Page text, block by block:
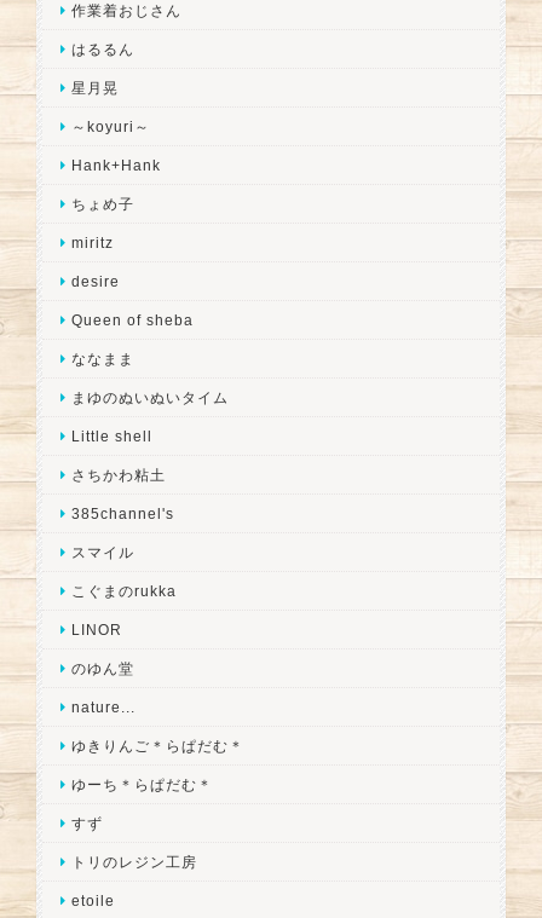
作業着おじさん
はるるん
星月晃
～koyuri～
Hank+Hank
ちょめ子
miritz
desire
Queen of sheba
ななまま
まゆのぬいぬいタイム
Little shell
さちかわ粘土
385channel's
スマイル
こぐまのrukka
LINOR
のゆん堂
nature...
ゆきりんご＊らぱだむ＊
ゆーち＊らぱだむ＊
すず
トリのレジン工房
etoile